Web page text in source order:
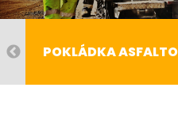
POKLÁDKA